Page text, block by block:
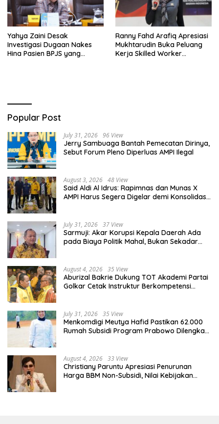
Yahya Zaini Desak
Investigasi Dugaan Nakes
Hina Pasien BPJS yang
Ranny Fahd Arafiq Apresiasi
Mukhtarudin Buka Peluang
Kerja Skilled Worker
Popular Post
July 31, 2026 96 View
Jerry Sambuaga Bantah Pemecatan Dirinya,
Sebut Forum Pleno Diperluas AMPI Ilegal
August 3, 2026 48 View
Said Aldi Al Idrus: Rapimnas dan Munas X
AMPI Harus Segera Digelar demi Konsolidasi
July 31, 2026 37 View
Sarmuji: Akar Korupsi Kepala Daerah Ada
pada Biaya Politik Mahal, Bukan Sekadar
August 4, 2026 35 View
Aburizal Bakrie Dukung TOT Akademi Partai
Golkar Cetak Instruktur Berkompetensi
July 31, 2026 35 View
Menkomdigi Meutya Hafid Pastikan 62.000
Rumah Subsidi Program Prabowo Dilengkapi
August 4, 2026 33 View
Christiany Paruntu Apresiasi Penurunan
Harga BBM Non-Subsidi, Nilai Kebijakan